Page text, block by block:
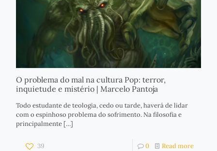
O problema do mal na cultura Pop: terror,
inquietude e mistério | Marcelo Pantoja
Todo estudante de teologia, cedo ou tarde, haverá de lidar
com o espinhoso problema do sofrimento. Na filosofia e
principalmente […]
39 0 Read more